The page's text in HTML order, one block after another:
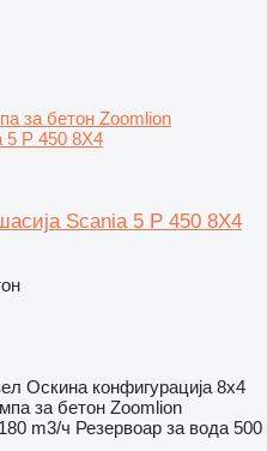
за бетон Zoomlion
5 P 450 8X4
Scania 5 P 450 8X4
Оскина конфигурација 8x4
за бетон Zoomlion
m3/ч Резервоар за вода 500